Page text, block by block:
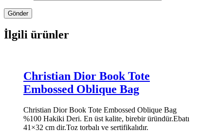
İlgili ürünler
Christian Dior Book Tote
Embossed Oblique Bag
Christian Dior Book Tote Embossed Oblique Bag
%100 Hakiki Deri. En üst kalite, birebir üründür.Ebatı
41×32 cm dir.Toz torbalı ve sertifikalıdır.